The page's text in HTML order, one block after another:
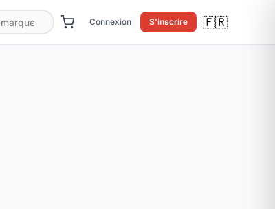
Connexion S'inscrire 🇫🇷